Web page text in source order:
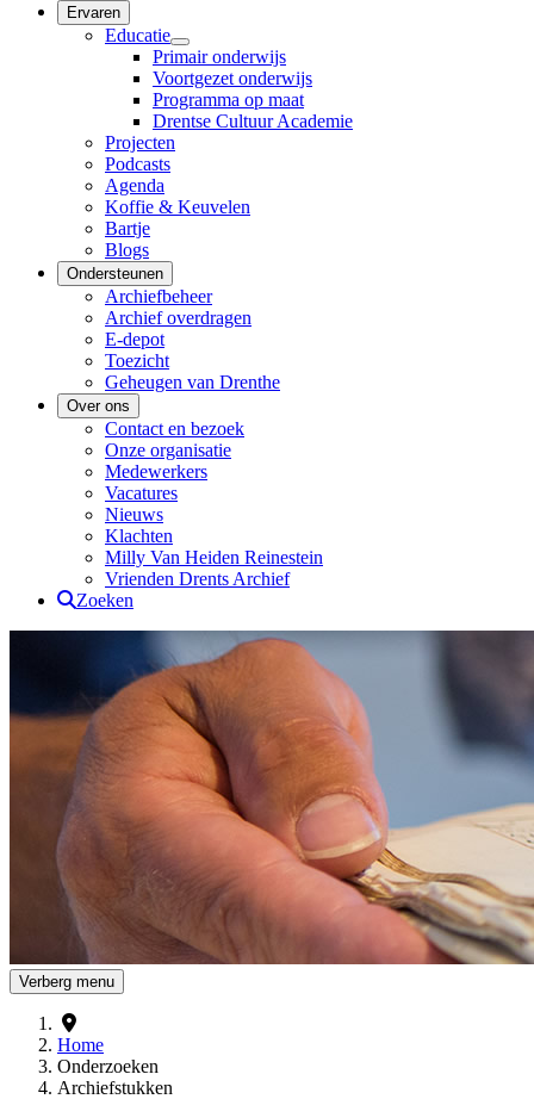
Ervaren
Educatie
Primair onderwijs
Voortgezet onderwijs
Programma op maat
Drentse Cultuur Academie
Projecten
Podcasts
Agenda
Koffie & Keuvelen
Bartje
Blogs
Ondersteunen
Archiefbeheer
Archief overdragen
E-depot
Toezicht
Geheugen van Drenthe
Over ons
Contact en bezoek
Onze organisatie
Medewerkers
Vacatures
Nieuws
Klachten
Milly Van Heiden Reinestein
Vrienden Drents Archief
Zoeken
Drents Archief
Verberg menu
Home
Onderzoeken
Archiefstukken